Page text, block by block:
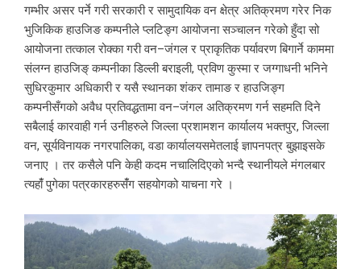
गम्भीर असर पर्ने गरी सरकारी र सामुदायिक वन क्षेत्र अतिक्रमण गरेर निक
भुजिकिक हाउजिङ कम्पनीले प्लटिङ्ग आयोजना सञ्चालन गरेको हुँदा सो
आयोजना तत्काल रोक्का गरी वन–जंगल र प्राकृतिक पर्यावरण बिगार्ने काममा
संलग्न हाउजिङ् कम्पनीका डिल्ली बराइली, प्रविण कुस्मा र जग्गाधनी भनिने
सुधिरकुमार अधिकारी र यसै स्थानका शंकर तामाङ र हाउजिङ्ग
कम्पनीसँगको अवैध प्रतिवद्धतामा वन–जंगल अतिक्रमण गर्न सहमति दिने
सबैलाई कारवाही गर्न उनीहरुले जिल्ला प्रशामशन कार्यालय भक्तपुर, जिल्ला
वन, सूर्यविनायक नगरपालिका, वडा कार्यालयसमेतलाई ज्ञापनपत्र बुझाइसके
जनाए । तर कसैले पनि केही कदम नचालिदिएको भन्दै स्थानीयले मंगलबार
त्यहाँं पुगेका पत्रकारहरुसँंग सहयोगको याचना गरे ।